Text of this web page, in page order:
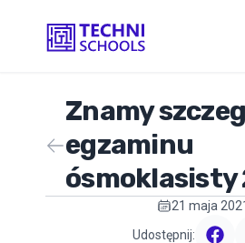
O NAS
WYDARZENIA
Znamy
egzaminu
ósmoklasisty
21 maja
Udostępnij: